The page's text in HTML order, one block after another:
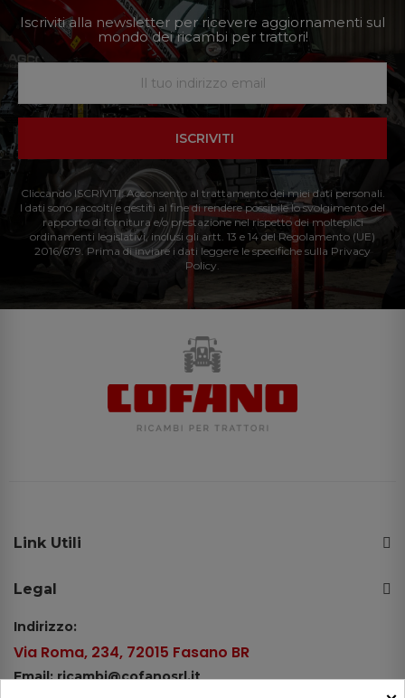
Iscriviti alla newsletter per ricevere aggiornamenti sul
mondo dei ricambi per trattori!
ISCRIVITI
Cliccando ISCRIVITI: Acconsento al trattamento dei miei dati personali.
I dati sono raccolti e gestiti al fine di rendere possibile lo svolgimento del
rapporto di fornitura e/o prestazione nel rispetto dei molteplici
ordinamenti legislativi, inclusi gli artt. 13 e 14 del Regolamento (UE)
2016/679. Prima di inviare i dati leggere le specifiche sulla Privacy
Policy.
Link Utili
Legal
Indirizzo:
Via Roma, 234, 72015 Fasano BR
Email: ricambi@cofanosrl.it